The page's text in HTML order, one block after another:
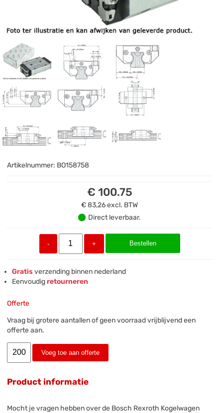
Artikelnummer: BO158758
€ 100.75
€ 83,26excl. BTW
Direct leverbaar.
- + Bestellen
Gratis verzending binnen nederland
Eenvoudigretourneren
Offerte
Vraag bij grotere aantallen of geen voorraad vrijblijvend een
offerte aan.
Voeg toe aan offerte
Product informatie
Mocht je vragen hebben over de Bosch Rexroth Kogelwagen